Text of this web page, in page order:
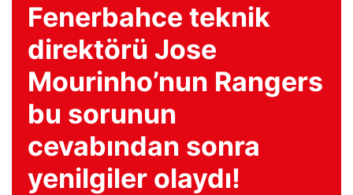
Fenerbahce teknik
direktörü Jose
Mourinho’nun Rangers
bu sorunun
cevabından sonra
yenilgiler olaydı!